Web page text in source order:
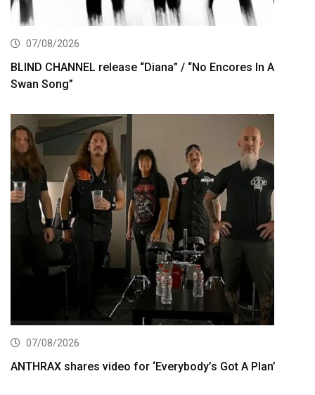
07/08/2026
BLIND CHANNEL release “Diana” / “No Encores In A
Swan Song”
07/08/2026
ANTHRAX shares video for ‘Everybody’s Got A Plan’